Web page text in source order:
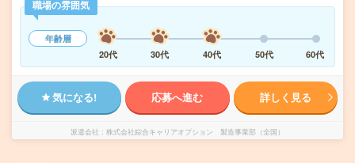
職場の雰囲気
年齢層
20代
30代 40代 50代 60代
気になる! 応募へ進む 詳しく見る
派遣会社 株式会社綜合キャリアオプション 製造事業部（全国）